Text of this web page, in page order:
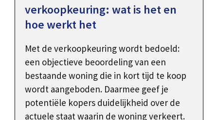
verkoopkeuring: wat is het en
hoe werkt het
Met de verkoopkeuring wordt bedoeld:
een objectieve beoordeling van een
bestaande woning die in kort tijd te koop
wordt aangeboden. Daarmee geef je
potentiële kopers duidelijkheid over de
actuele staat waarin de woning verkeert.